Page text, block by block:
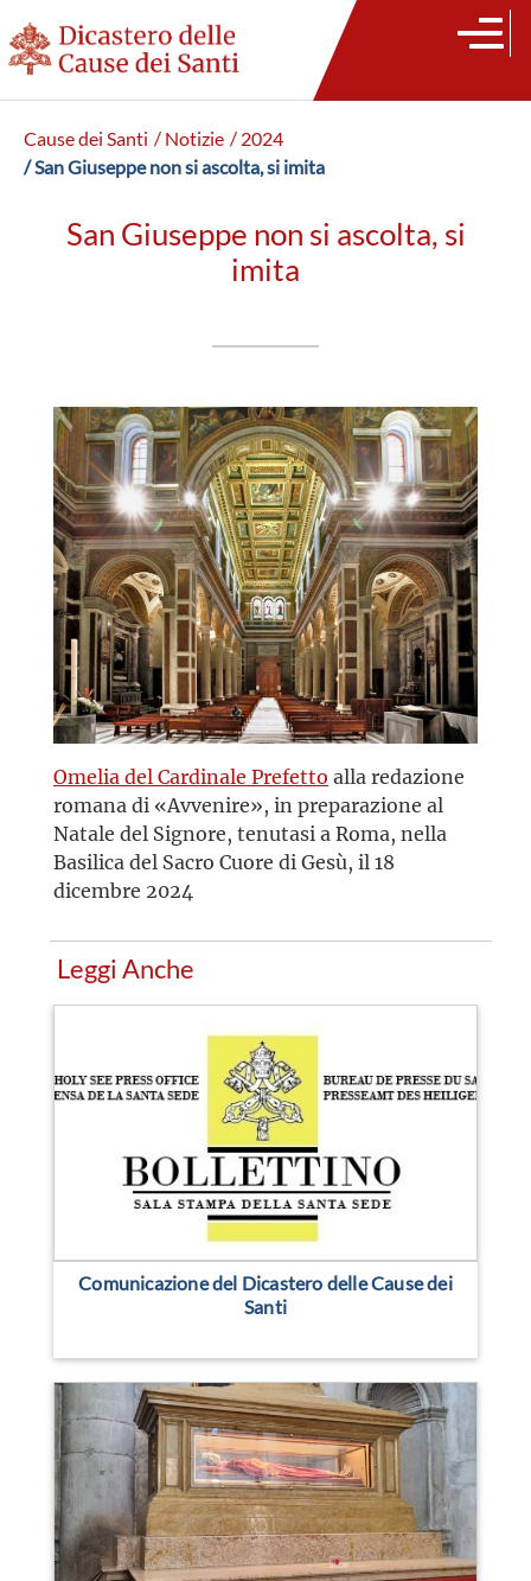
Cause dei Santi / Notizie / 2024
/ San Giuseppe non si ascolta, si imita
San Giuseppe non si ascolta, si
imita
Omelia del Cardinale Prefetto alla redazione
romana di «Avvenire», in preparazione al
Natale del Signore, tenutasi a Roma, nella
Basilica del Sacro Cuore di Gesù, il 18
dicembre 2024
Leggi Anche
Comunicazione del Dicastero delle Cause dei
Santi